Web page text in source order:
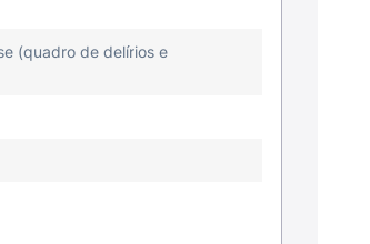
(quadro de delírios e